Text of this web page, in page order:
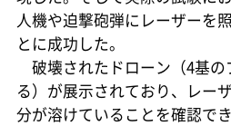
人機や迫撃砲弾にレーザーを
とに成功した。
破壊されたドローン（4基の
る）が展示されており、レー
分が溶けていることを確認でき